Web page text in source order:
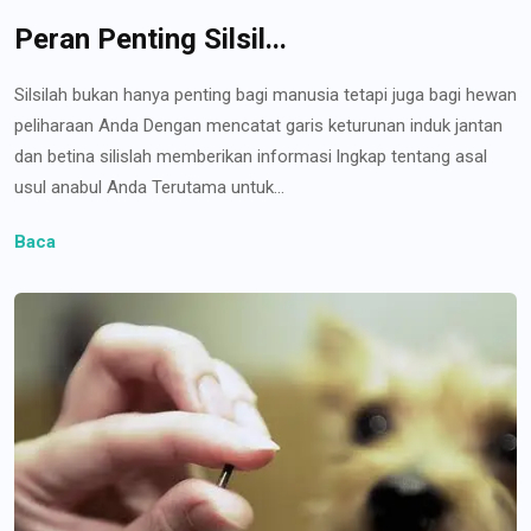
Peran Penting Silsil...
Silsilah bukan hanya penting bagi manusia tetapi juga bagi hewan
peliharaan Anda Dengan mencatat garis keturunan induk jantan
dan betina silislah memberikan informasi lngkap tentang asal
usul anabul Anda Terutama untuk...
Baca